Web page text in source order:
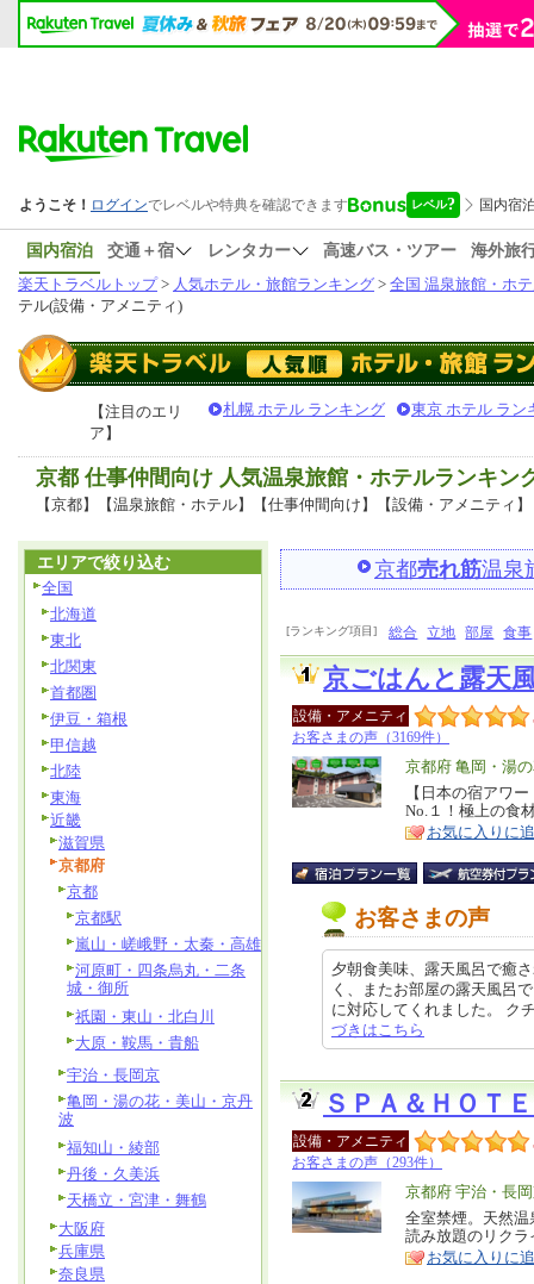
国内宿泊 交通＋宿 レンタカー 高速バス・ツアー
海外旅
楽天トラベルトップ> 人気ホテル・旅館ランキング > 全国 温泉旅館・ホ
テル(設備・アメニティ)
【注目のエリ
ア】
札幌 ホテル ランキング 東京 ホテル ラン
京都 仕事仲間向け 人気温泉旅館・ホテルランキン
【京都】【温泉旅館・ホテル】【仕事仲間向け】【設備・アメニティ】
京都売れ筋温泉
[ランキング項目] 総合 立地 部屋 食事
京ごはんと露天
設備・アメニティ
お客さまの声（3169件）
エ
リ
ア
京都府 亀岡・湯
特
徴
【日本の宿アワ
No.１！極上の食
お気に入りに
お客さまの声
夕朝食美味、露天風呂で癒
く、またお部屋の露天風呂
に対応してくれました。
づきはこちら
ＳＰＡ＆ＨＯＴ
設備・アメニティ
お客さまの声（293件）
エ
リ
ア
京都府 宇治・長
特
徴
全室禁煙。天然
読み放題のリク
お気に入りに
エリアで絞り込む
全国
北海道
東北
北関東
首都圏
伊豆・箱根
甲信越
北陸
東海
近畿
滋賀県
京都府
京都
京都駅
嵐山・嵯峨野・太秦・高雄
河原町・四条烏丸・二条
城・御所
祇園・東山・北白川
大原・鞍馬・貴船
宇治・長岡京
亀岡・湯の花・美山・京丹
波
福知山・綾部
丹後・久美浜
天橋立・宮津・舞鶴
大阪府
兵庫県
奈良県